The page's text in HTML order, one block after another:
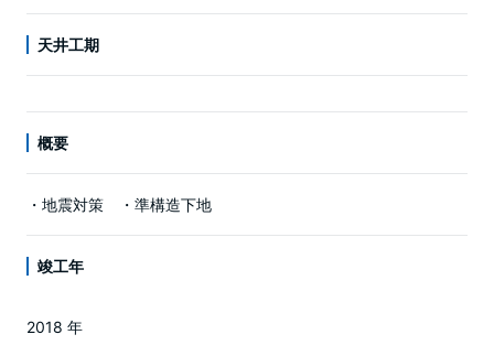
天井工期
概要
・地震対策 ・準構造下地
竣工年
2018 年